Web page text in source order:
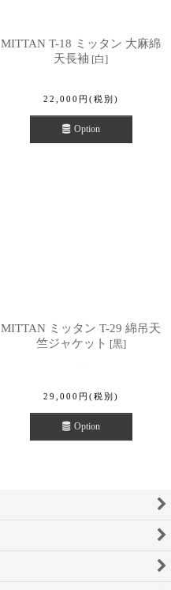
MITTAN T-18 ミッタン 大麻綿
天長袖 [白]
22,000 円 (税別)
Option
MITTAN ミッタン T-29 綿吊天
竺ジャケット [黒]
29,000 円 (税別)
Option